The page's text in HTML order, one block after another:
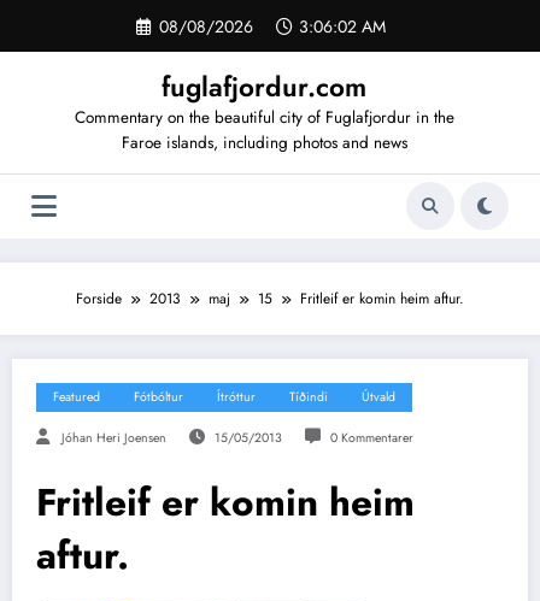
indhold
08/08/2026 3:06:03 AM
fuglafjordur.com
Commentary on the beautiful city of Fuglafjordur in the
Faroe islands, including photos and news
Forside 2013 maj 15 Fritleif er komin heim aftur.
Featured Fótbóltur Ítróttur Tíðindi Útvald
Jóhan Heri Joensen 15/05/2013 0 Kommentarer
Fritleif er komin heim
aftur.